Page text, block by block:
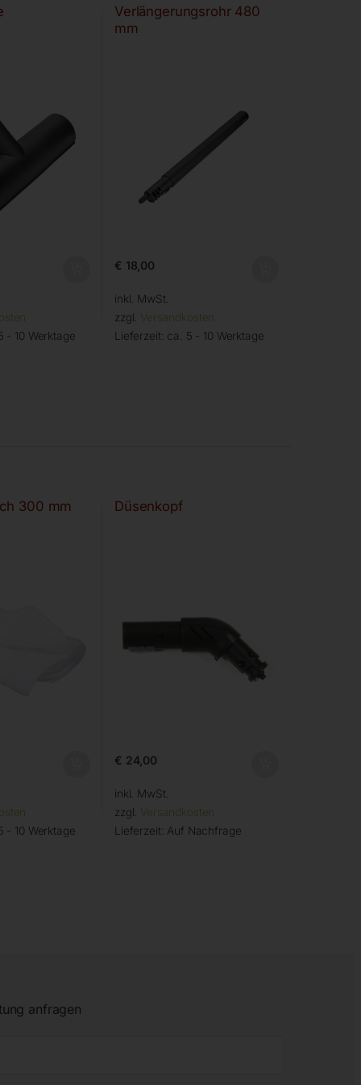
- 10 Werktage
Verlängerungsrohr 480
mm
€ 18,00
inkl. MwSt.
zzgl. Versandkosten
Lieferzeit: ca. 5 - 10 Werktage
300 mm
- 10 Werktage
Düsenkopf
€ 24,00
inkl. MwSt.
zzgl. Versandkosten
Lieferzeit: Auf Nachfrage
anfragen